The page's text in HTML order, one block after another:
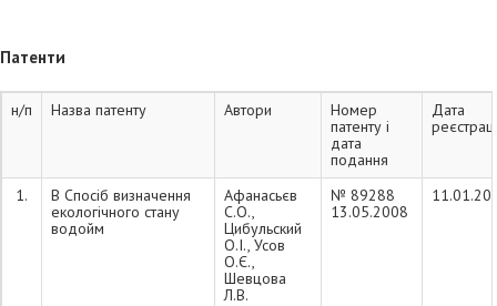
моніторингу техно-
станцій
коригування санітарно-
екологічних критеріїв, які
мають підлягати
моніторингу при
ДСП «Чорнобильська
Гудков Д.І.
Патенти
н/п Назва патенту Автори
Номер
патенту і
дата
подання
Дата
1.
В Спосіб визначення
екологічного стану
водойм
Афанасьєв
С.О.,
Цибульский
О.І., Усов
О.Є.,
Шевцова
Л.В.
№ 89288
13.05.2008